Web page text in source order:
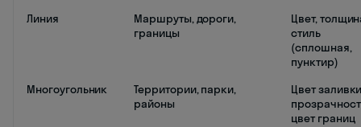
Линия
Маршруты, дороги,
границы
Цвет,
стиль
(сплошная,
пунктир)
Многоугольник
Территории, парки,
районы
Цвет
цвет границ